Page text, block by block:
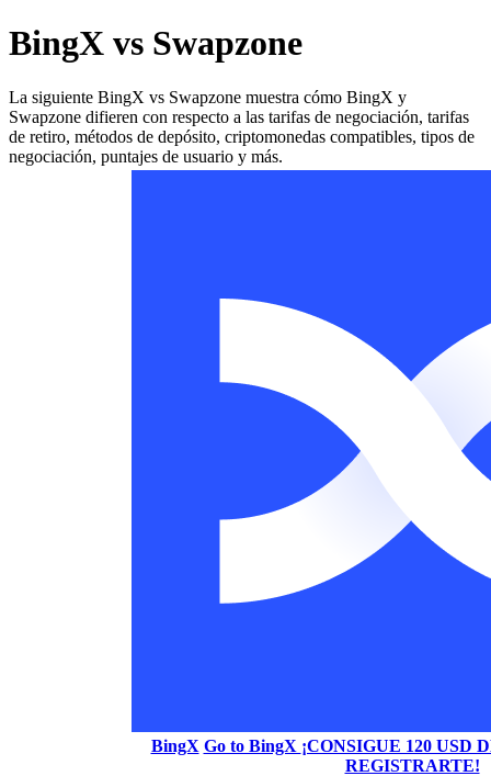
BingX vs Swapzone
La siguiente BingX vs Swapzone muestra cómo BingX y
Swapzone difieren con respecto a las tarifas de negociación, tarifas
de retiro, métodos de depósito, criptomonedas compatibles, tipos de
negociación, puntajes de usuario y más.
BingX Go to BingX ¡CONSIGUE 120 USD
REGISTRARTE!